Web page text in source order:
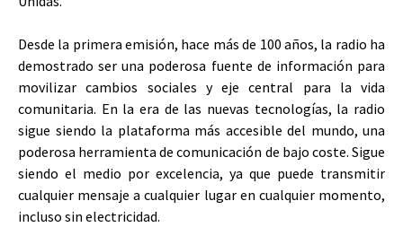
Desde la primera emisión, hace más de 100 años, la radio ha
demostrado ser una poderosa fuente de información para
movilizar cambios sociales y eje central para la vida
comunitaria. En la era de las nuevas tecnologías, la radio
sigue siendo la plataforma más accesible del mundo, una
poderosa herramienta de comunicación de bajo coste. Sigue
siendo el medio por excelencia, ya que puede transmitir
cualquier mensaje a cualquier lugar en cualquier momento,
incluso sin electricidad.